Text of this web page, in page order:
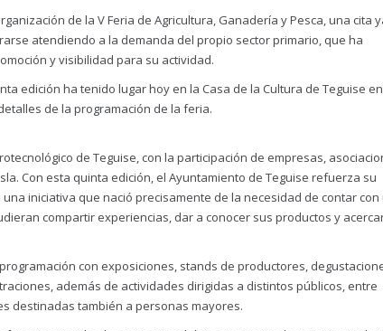
de la V Feria de Agricultura, Ganadería y Pesca, una cita
atendiendo a la demanda del propio sector primario, que ha
y visibilidad para su actividad.
edición ha tenido lugar hoy en la Casa de la Cultura de Teguise
de la programación de la feria.
de Teguise, con la participación de empresas,
Con esta quinta edición, el Ayuntamiento de Teguise refuerza su
iniciativa que nació precisamente de la necesidad de contar con
compartir experiencias, dar a conocer sus productos y
con exposiciones, stands de productores,
además de actividades dirigidas a distintos públicos, entre
destinadas también a personas mayores.